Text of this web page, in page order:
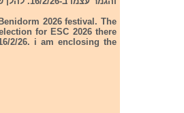
2026 festival. The
for ESC 2026 there
2/26. i am enclosing the